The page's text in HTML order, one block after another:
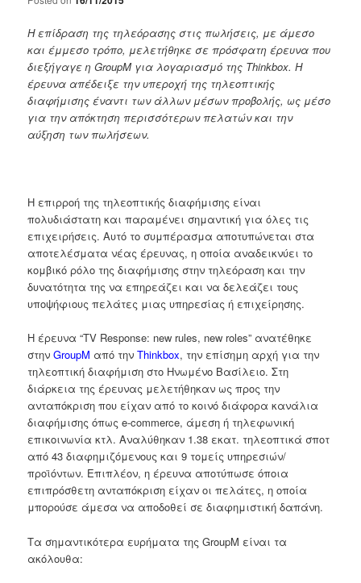
Η επίδραση της τηλεόρασης στις πωλήσεις, με άμεσο
και έμμεσο τρόπο, μελετήθηκε σε πρόσφατη έρευνα που
διεξήγαγε η GroupM για λογαριασμό της Thinkbox. Η
έρευνα απέδειξε την υπεροχή της τηλεοπτικής
διαφήμισης έναντι των άλλων μέσων προβολής, ως μέσο
για την απόκτηση περισσότερων πελατών και την
αύξηση των πωλήσεων.
Η επιρροή της τηλεοπτικής διαφήμισης είναι
πολυδιάστατη και παραμένει σημαντική για όλες τις
επιχειρήσεις. Αυτό το συμπέρασμα αποτυπώνεται στα
αποτελέσματα νέας έρευνας, η οποία αναδεικνύει το
κομβικό ρόλο της διαφήμισης στην τηλεόραση και την
δυνατότητα της να επηρεάζει και να δελεάζει τους
υποψήφιους πελάτες μιας υπηρεσίας ή επιχείρησης.
Η έρευνα “TV Response: new rules, new roles” ανατέθηκε
στηνGroupM από τηνThinkbox, την επίσημη αρχή για την
τηλεοπτική διαφήμιση στο Ηνωμένο Βασίλειο. Στη
διάρκεια της έρευνας μελετήθηκαν ως προς την
ανταπόκριση που είχαν από το κοινό διάφορα κανάλια
διαφήμισης όπως e-commerce, άμεση ή τηλεφωνική
επικοινωνία κτλ. Αναλύθηκαν 1.38 εκατ. τηλεοπτικά σποτ
από 43 διαφημιζόμενους και 9 τομείς υπηρεσιών/
προϊόντων. Επιπλέον, η έρευνα αποτύπωσε όποια
επιπρόσθετη ανταπόκριση είχαν οι πελάτες, η οποία
μπορούσε άμεσα να αποδοθεί σε διαφημιστική δαπάνη.
Τα σημαντικότερα ευρήματα της GroupM είναι τα
ακόλουθα: